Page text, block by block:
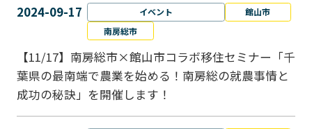
2024-09-17 イベント
館山市
南房総市
【11/17】南房総市×館山市コラボ移住セミナー「千
葉県の最南端で農業を始める！南房総の就農事情と
成功の秘訣」を開催します！